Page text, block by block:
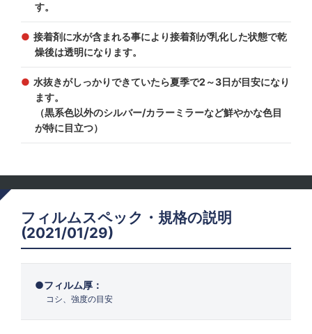
す。
接着剤に水が含まれる事により接着剤が乳化した状態で乾
燥後は透明になります。
水抜きがしっかりできていたら夏季で2～3日が目安になり
ます。
（黒系色以外のシルバー/カラーミラーなど鮮やかな色目
が特に目立つ）
フィルムスペック・規格の説明
(2021/01/29)
フィルム厚：
コシ、強度の目安